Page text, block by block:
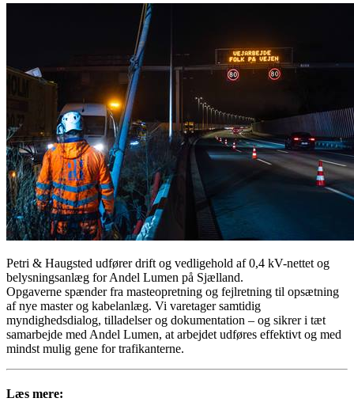
Petri & Haugsted udfører drift og vedligehold af 0,4 kV-nettet og
belysningsanlæg for Andel Lumen på Sjælland.
Opgaverne spænder fra masteopretning og fejlretning til opsætning
af nye master og kabelanlæg. Vi varetager samtidig
myndighedsdialog, tilladelser og dokumentation – og sikrer i tæt
samarbejde med Andel Lumen, at arbejdet udføres effektivt og med
mindst mulig gene for trafikanterne.
Læs mere: